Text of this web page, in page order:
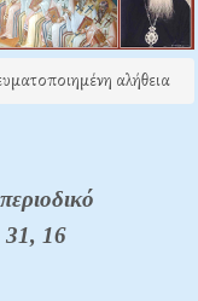
αλήθεια
31, 16